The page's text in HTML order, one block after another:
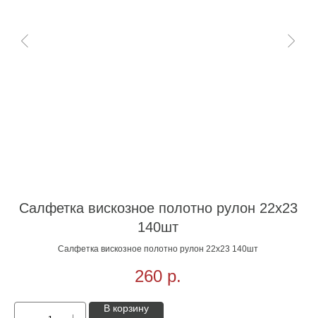
Салфетка вискозное полотно рулон 22х23
140шт
Салфетка вискозное полотно рулон 22х23 140шт
260 р.
В корзину